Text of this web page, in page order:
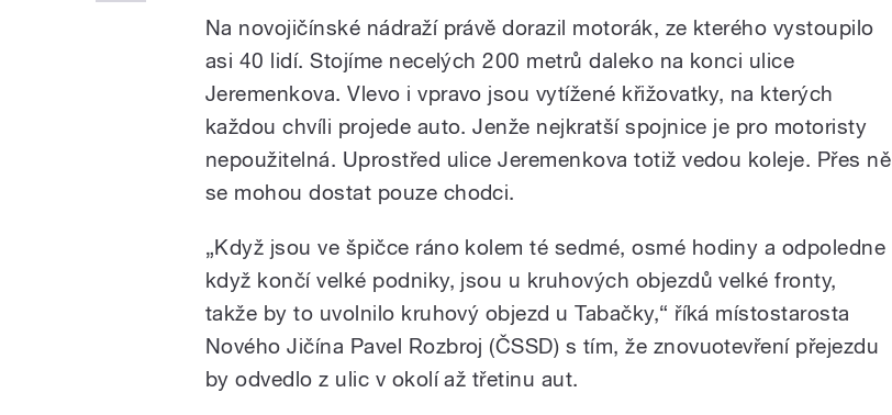
Na novojičínské nádraží právě dorazil motorák, ze kterého vystoupilo
asi 40 lidí. Stojíme necelých 200 metrů daleko na konci ulice
Jeremenkova. Vlevo i vpravo jsou vytížené křižovatky, na kterých
každou chvíli projede auto. Jenže nejkratší spojnice je pro motoristy
nepoužitelná. Uprostřed ulice Jeremenkova totiž vedou koleje. Přes ně
se mohou dostat pouze chodci.
„Když jsou ve špičce ráno kolem té sedmé, osmé hodiny a odpoledne
když končí velké podniky, jsou u kruhových objezdů velké fronty,
takže by to uvolnilo kruhový objezd u Tabačky,“ říká místostarosta
Nového Jičína Pavel Rozbroj (ČSSD) s tím, že znovuotevření přejezdu
by odvedlo z ulic v okolí až třetinu aut.